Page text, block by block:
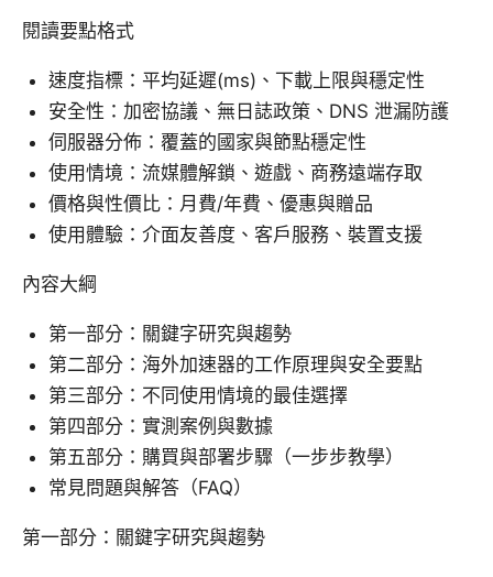
閱讀要點格式
速度指標：平均延遲(ms)、下載上限與穩定性
安全性：加密協議、無日誌政策、DNS 泄漏防護
伺服器分佈：覆蓋的國家與節點穩定性
使用情境：流媒體解鎖、遊戲、商務遠端存取
價格與性價比：月費/年費、優惠與贈品
使用體驗：介面友善度、客戶服務、裝置支援
內容大綱
第一部分：關鍵字研究與趨勢
第二部分：海外加速器的工作原理與安全要點
第三部分：不同使用情境的最佳選擇
第四部分：實測案例與數據
第五部分：購買與部署步驟（一步步教學）
常見問題與解答（FAQ）
第一部分：關鍵字研究與趨勢